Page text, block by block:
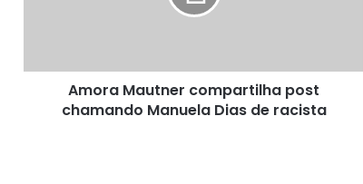
Regiane Alves em Três Graças: Atriz
t
Amora Mautner compartilha post
chamando Manuela Dias de racista